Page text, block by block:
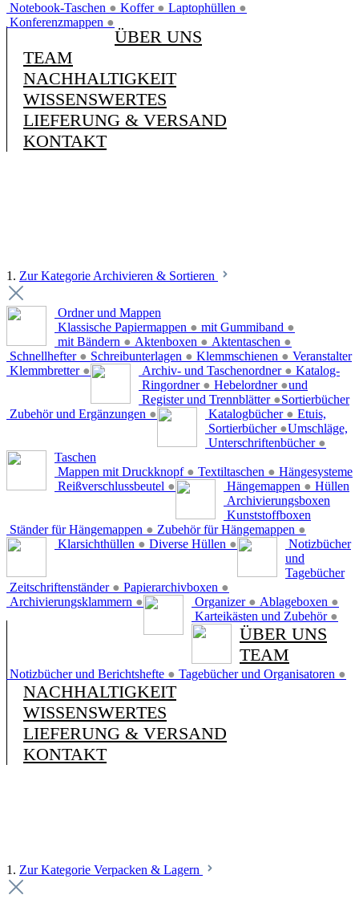
Notebook-Taschen ● Koffer ● Laptophüllen ●
Konferenzmappen ●
ÜBER UNS
TEAM
NACHHALTIGKEIT
WISSENSWERTES
LIEFERUNG & VERSAND
KONTAKT
1. Zur Kategorie Archivieren & Sortieren
Ordner und Mappen
Klassische Papiermappen ● mit Gummiband ●
mit Bändern ● Aktenboxen ● Aktentaschen ●
Schnellhefter ● Schreibunterlagen ● Klemmschienen ●
Klemmbretter ●
Veranstalter
Archiv- und Taschenordner ●
Ringordner ● Hebelordner ●
Register und Trennblätter ●
Zubehör und Ergänzungen ●
Katalog-
und
Sortierbücher
Katalogbücher ●
Sortierbücher ●
Unterschriftenbücher ●
Etuis,
Umschläge,
Taschen
Mappen mit Druckknopf ● Textiltaschen ●
Reißverschlussbeutel ●
Hängesysteme
Hängemappen ●
Ständer für Hängemappen ● Zubehör für Hängemappen ●
Hüllen
Klarsichthüllen ● Diverse Hüllen ●
Archivierungsboxen
Zeitschriftenständer ● Papierarchivboxen ●
Archivierungsklammern ●
Kunststoffboxen
Organizer ● Ablageboxen ●
Karteikästen und Zubehör ●
Notizbücher
und
Tagebücher
Notizbücher und Berichtshefte ● Tagebücher und Organisatoren ●
ÜBER UNS
TEAM
NACHHALTIGKEIT
WISSENSWERTES
LIEFERUNG & VERSAND
KONTAKT
1. Zur Kategorie Verpacken & Lagern